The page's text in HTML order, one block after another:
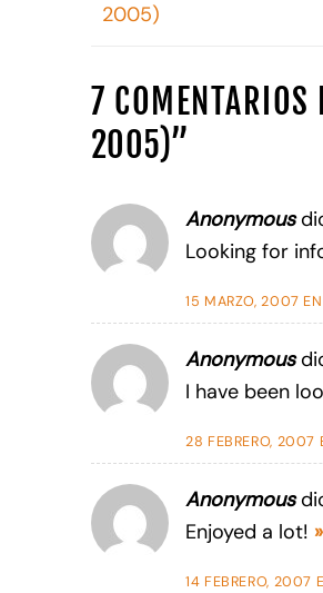
2005)
7 COMENTARIOS
2005)”
Anonymous
Looking for
15 MARZO, 2007
Anonymous
I have been
28 FEBRERO, 2007
Anonymous
Enjoyed a lot! »
14 FEBRERO, 2007